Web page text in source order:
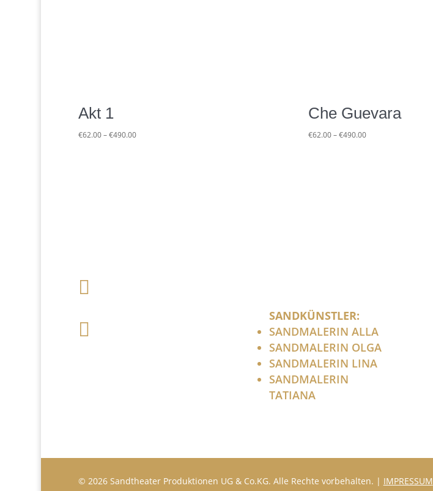
Akt 1
€62.00–€490.00Preisspanne:
Che Guevara
€62.00–€490.00Preisspanne:


SANDKÜNSTLER:
SANDMALERIN ALLA
SANDMALERIN OLGA
SANDMALERIN LINA
SANDMALERIN
TATIANA
© 2026 Sandtheater Produktionen UG & Co.KG. Alle Rechte vorbehalten. | IMPRESSUM